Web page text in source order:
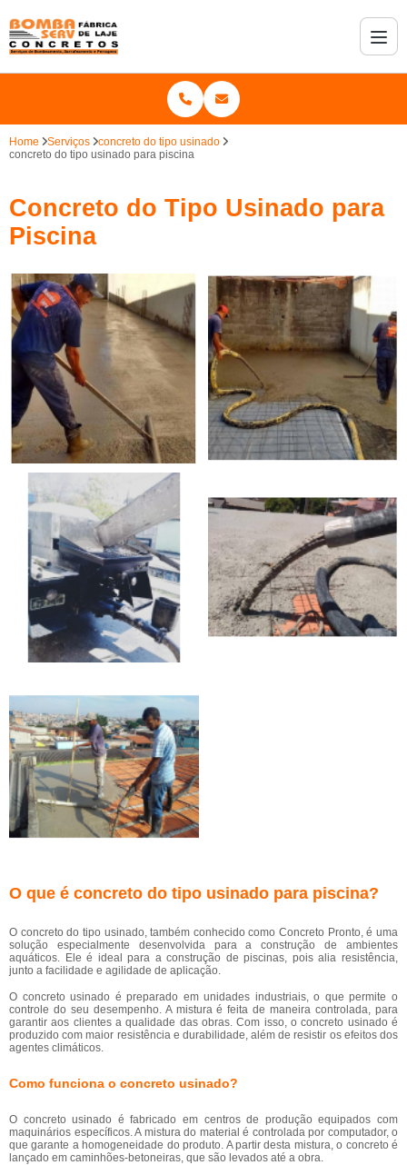
Home Serviços
concreto do tipo usinado
concreto do tipo usinado para piscina
Concreto do Tipo Usinado para
Piscina
O que é concreto do tipo usinado para piscina?
O concreto do tipo usinado, também conhecido como Concreto Pronto, é uma
solução especialmente desenvolvida para a construção de ambientes
aquáticos. Ele é ideal para a construção de piscinas, pois alia resistência,
junto a facilidade e agilidade de aplicação.
O concreto usinado é preparado em unidades industriais, o que permite o
controle do seu desempenho. A mistura é feita de maneira controlada, para
garantir aos clientes a qualidade das obras. Com isso, o concreto usinado é
produzido com maior resistência e durabilidade, além de resistir os efeitos dos
agentes climáticos.
Como funciona o concreto usinado?
O concreto usinado é fabricado em centros de produção equipados com
maquinários específicos. A mistura do material é controlada por computador, o
que garante a homogeneidade do produto. A partir desta mistura, o concreto é
lançado em caminhões-betoneiras, que são levados até a obra.